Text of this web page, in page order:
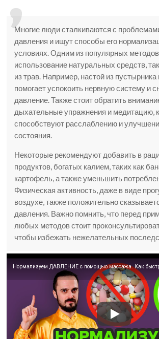
Многие люди сталкиваются с
давления и ищут способы его
условиях. Одним из популярных
использование натуральных средств,
из трав. Например, настой из
помогает успокоить нервную систему и
давление. Также стоит обратить
дыхательные упражнения и медитацию,
способствуют расслаблению и
состояния.
Некоторые рекомендуют добавить в
продуктов, богатых калием, таких как
картофель, а также уменьшить
Физическая активность, даже в виде
воздухе, также положительно
давления. Важно помнить, что перед
любых методов стоит
чтобы избежать нежелательных